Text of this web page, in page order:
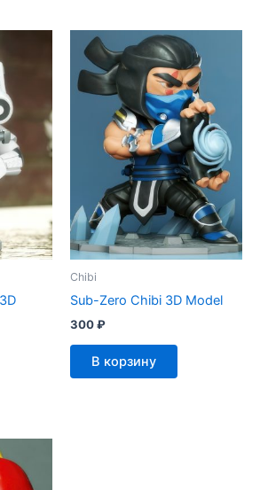
Chibi
Sub-Zero Chibi 3D Model
300₽
В корзину